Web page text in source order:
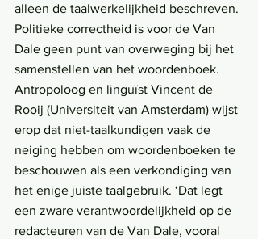
alleen de taalwerkelijkheid beschreven.
Politieke correctheid is voor de Van
Dale geen punt van overweging bij het
samenstellen van het woordenboek.
Antropoloog en linguïst Vincent de
Rooij (Universiteit van Amsterdam) wijst
erop dat niet-taalkundigen vaak de
neiging hebben om woordenboeken te
beschouwen als een verkondiging van
het enige juiste taalgebruik. ‘Dat legt
een zware verantwoordelijkheid op de
redacteuren van de Van Dale, vooral